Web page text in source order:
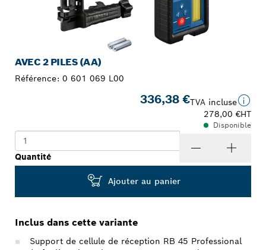
AVEC 2 PILES (AA)
Référence: 0 601 069 L00
336,38 €TVA incluse
278,00 €HT
Disponible
Quantité
Ajouter au panier
Inclus dans cette variante
Support de cellule de réception RB 45 Professional